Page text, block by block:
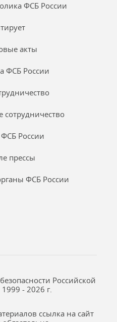
ФСБ России
акты
ФСБ России
сотрудничество
России
прессы
ФСБ России
Российской
- 2026 г.
ссылка на сайт